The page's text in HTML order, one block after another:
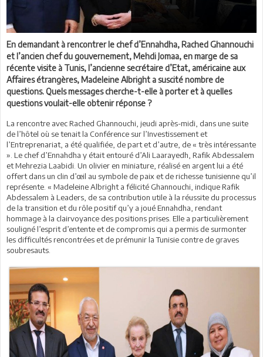
En demandant à rencontrer le chef d’Ennahdha, Rached Ghannouchi
et l’ancien chef du gouvernement, Mehdi Jomaa, en marge de sa
récente visite à Tunis, l’ancienne secrétaire d’Etat, américaine aux
Affaires étrangères, Madeleine Albright a suscité nombre de
questions. Quels messages cherche-t-elle à porter et à quelles
questions voulait-elle obtenir réponse ?
La rencontre avec Rached Ghannouchi, jeudi après-midi, dans une suite
de l’hôtel où se tenait la Conférence sur l’Investissement et
l’Entreprenariat, a été qualifiée, de part et d’autre, de « très intéressante
». Le chef d’Ennahdha y était entouré d’Ali Laarayedh, Rafik Abdessalem
et Mehrezia Laabidi. Un olivier en miniature, réalisé en argent lui a été
offert dans un clin d’œil au symbole de paix et de richesse tunisienne qu’il
représente. « Madeleine Albright a félicité Ghannouchi, indique Rafik
Abdessalem à Leaders, de sa contribution utile à la réussite du processus
de la transition et du rôle positif qu’y a joué Ennahdha, rendant
hommage à la clairvoyance des positions prises. Elle a particulièrement
souligné l’esprit d’entente et de compromis qui a permis de surmonter
les difficultés rencontrées et de prémunir la Tunisie contre de graves
soubresauts.